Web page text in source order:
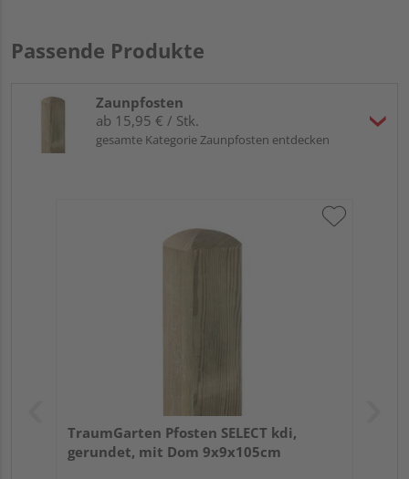
Passende Produkte
Zaunpfosten
ab 15,95 € / Stk.
gesamte Kategorie Zaunpfosten entdecken
TraumGarten Pfosten SELECT kdi,
gerundet, mit Dom 9x9x105cm